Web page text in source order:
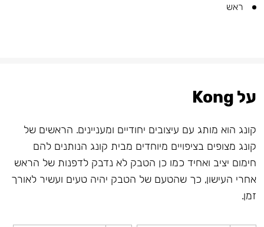
ראש
על Kong
קונג הוא מותג עם עיצובים יחודיים ומעניינים. הראשים של
קונג מצופים בציפויים מיוחדים מבית קונג הנותנים להם
חימום יציב ואחיד כמו כן הטבק לא נדבק לדפנות של הראש
אחרי העישון, כך שהטעם של הטבק יהיה טעים ועשיר לאורך
זמן.